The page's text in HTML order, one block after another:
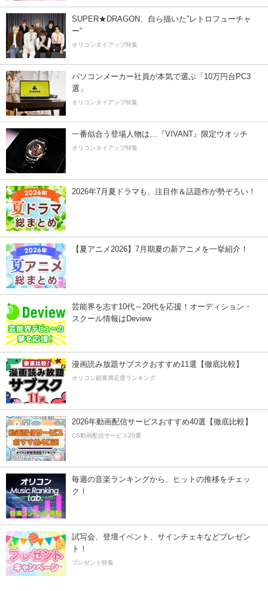
SUPER★DRAGON、自ら描いた”レトロフューチャ
ー”
オリコンタイアップ特集
パソコンメーカー社員が本気で選ぶ「10万円台PC3
選」
オリコンタイアップ特集
一番似合う登場人物は…『VIVANT』限定ウオッチ
オリコンタイアップ特集
2026年7月夏ドラマも、注目作＆話題作が勢ぞろい！
【夏アニメ2026】7月期夏の新アニメを一挙紹介！
芸能界を志す10代～20代を応援！オーディション・
スクール情報はDeview
漫画読み放題サブスクおすすめ11選【徹底比較】
オリコン顧客満足度ランキング
2026年動画配信サービスおすすめ40選【徹底比較】
CS動画配信サービス20選
毎週の音楽ランキングから、ヒットの推移をチェッ
ク！
試写会、登壇イベント、サインチェキなどプレゼン
ト！
プレゼント特集